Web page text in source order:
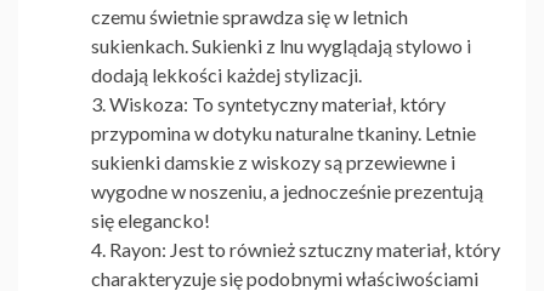
czemu świetnie sprawdza się w letnich
sukienkach. Sukienki z lnu wyglądają stylowo i
dodają lekkości każdej stylizacji.
Wiskoza: To syntetyczny materiał, który
przypomina w dotyku naturalne tkaniny. Letnie
sukienki damskie z wiskozysą przewiewne i
wygodne w noszeniu, a jednocześnie prezentują
się elegancko!
Rayon: Jest to również sztuczny materiał, który
charakteryzuje się podobnymi właściwościami